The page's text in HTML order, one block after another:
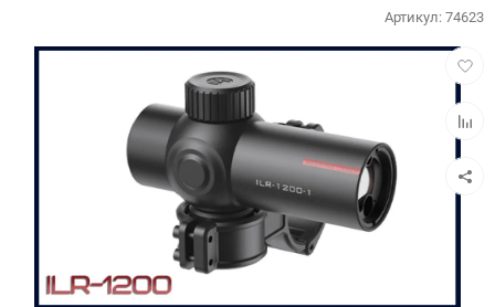
Артикул:74623